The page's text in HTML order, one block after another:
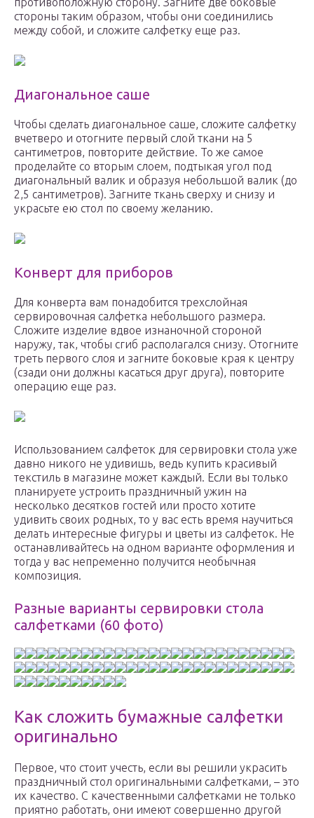
стороны таким образом, чтобы они соединились
между собой, и сложите салфетку еще раз.
Диагональное саше
Чтобы сделать диагональное саше, сложите салфетку
вчетверо и отогните первый слой ткани на 5
сантиметров, повторите действие. То же самое
проделайте со вторым слоем, подтыкая угол под
диагональный валик и образуя небольшой валик (до
2,5 сантиметров). Загните ткань сверху и снизу и
украсьте ею стол по своему желанию.
Конверт для приборов
Для конверта вам понадобится трехслойная
сервировочная салфетка небольшого размера.
Сложите изделие вдвое изнаночной стороной
наружу, так, чтобы сгиб располагался снизу. Отогните
треть первого слоя и загните боковые края к центру
(сзади они должны касаться друг друга), повторите
операцию еще раз.
Использованием салфеток для сервировки стола уже
давно никого не удивишь, ведь купить красивый
текстиль в магазине может каждый. Если вы только
планируете устроить праздничный ужин на
несколько десятков гостей или просто хотите
удивить своих родных, то у вас есть время научиться
делать интересные фигуры и цветы из салфеток. Не
останавливайтесь на одном варианте оформления и
тогда у вас непременно получится необычная
композиция.
Разные варианты сервировки стола
салфетками (60 фото)
Как сложить бумажные салфетки
оригинально
Первое, что стоит учесть, если вы решили украсить
праздничный стол оригинальными салфетками, – это
их качество. С качественными салфетками не только
приятно работать, они имеют совершенно другой